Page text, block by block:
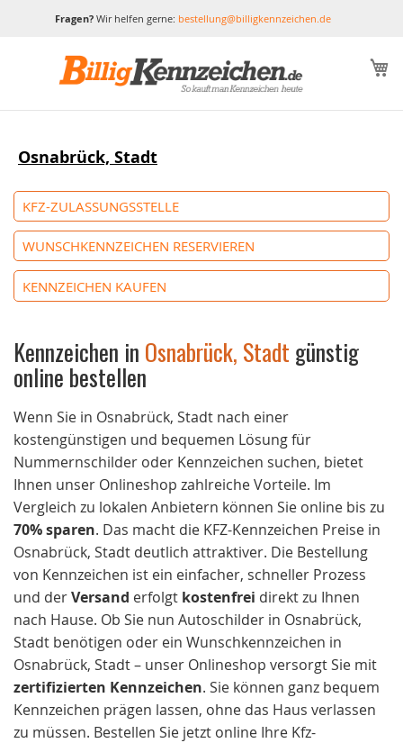
Fragen?Wir helfen gerne: bestellung@billigkennzeichen.de
Osnabrück, Stadt
KFZ-ZULASSUNGSSTELLE
WUNSCHKENNZEICHEN RESERVIEREN
KENNZEICHEN KAUFEN
Kennzeichen inOsnabrück, Stadtgünstig
online bestellen
Wenn Sie in Osnabrück, Stadt nach einer
kostengünstigen und bequemen Lösung für
Nummernschilder oder Kennzeichen suchen, bietet
Ihnen unser Onlineshop zahlreiche Vorteile. Im
Vergleich zu lokalen Anbietern können Sie online bis zu
70% sparen. Das macht die KFZ-Kennzeichen Preise in
Osnabrück, Stadt deutlich attraktiver. Die Bestellung
von Kennzeichen ist ein einfacher, schneller Prozess
und derVersand erfolgt kostenfrei direkt zu Ihnen
nach Hause. Ob Sie nun Autoschilder in Osnabrück,
Stadt benötigen oder ein Wunschkennzeichen in
Osnabrück, Stadt – unser Onlineshop versorgt Sie mit
zertifizierten Kennzeichen. Sie können ganz bequem
Kennzeichen prägen lassen, ohne das Haus verlassen
zu müssen. Bestellen Sie jetzt online Ihre Kfz-